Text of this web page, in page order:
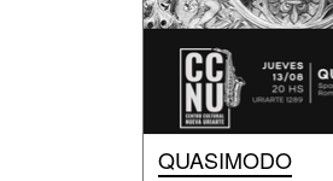
QUASIMODO